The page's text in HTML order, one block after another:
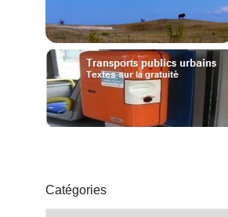
Catégories